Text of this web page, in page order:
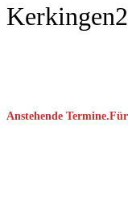
Anstehende